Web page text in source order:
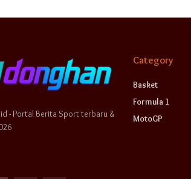
- Portal Berita Sport terbaru &
Category
Basket
Formula 1
MotoGP